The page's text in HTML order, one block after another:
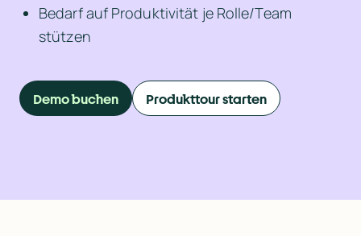
Bedarf auf Produktivität je Rolle/Team
stützen
Demo buchen Produkttour starten